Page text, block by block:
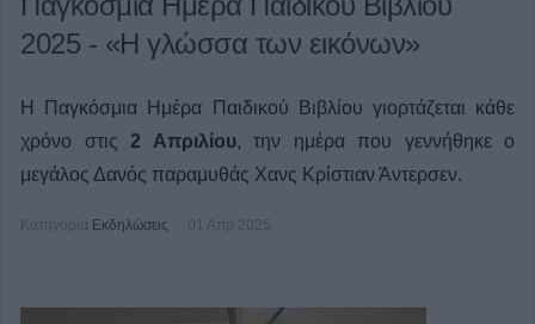
2025 - «Η γλώσσα των εικόνων»
Η Παγκόσμια Ημέρα Παιδικού Βιβλίου γιορτάζεται κάθε
χρόνο στις 2 Απριλίου, την ημέρα που γεννήθηκε ο
μεγάλος Δανός παραμυθάς Χανς Κρίστιαν Άντερσεν.
Κατηγορία Εκδηλώσεις 01 Απρ 2025